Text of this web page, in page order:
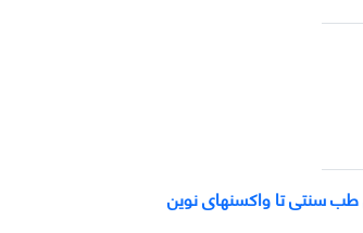
طب سنتی تا واکسن­های نوین